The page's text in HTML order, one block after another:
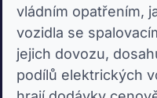
vládním opatřením,
vozidla se
jejich dovozu,
podílů elektrických